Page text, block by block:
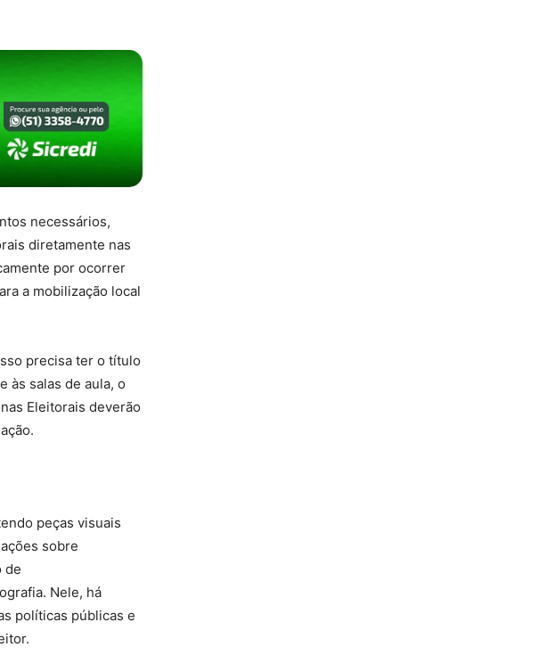
necessários,
diretamente nas
por ocorrer
a mobilização local
precisa ter o título
às salas de aula, o
Eleitorais deverão
peças visuais
sobre
de
Nele, há
políticas públicas e